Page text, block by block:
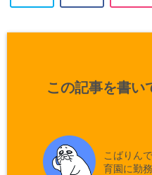
この記事を書い
こばりん
育園に勤